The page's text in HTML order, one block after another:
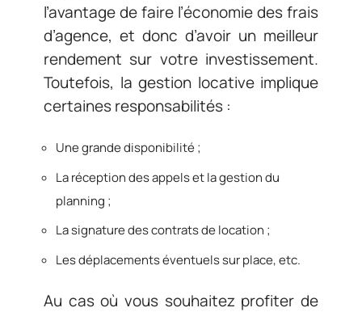
l’avantage de faire l’économie des frais
d’agence, et donc d’avoir un meilleur
rendement sur votre investissement.
Toutefois, la gestion locative implique
certaines responsabilités :
Une grande disponibilité ;
La réception des appels et la gestion du
planning ;
La signature des contrats de location ;
Les déplacements éventuels sur place, etc.
Au cas où vous souhaitez profiter de